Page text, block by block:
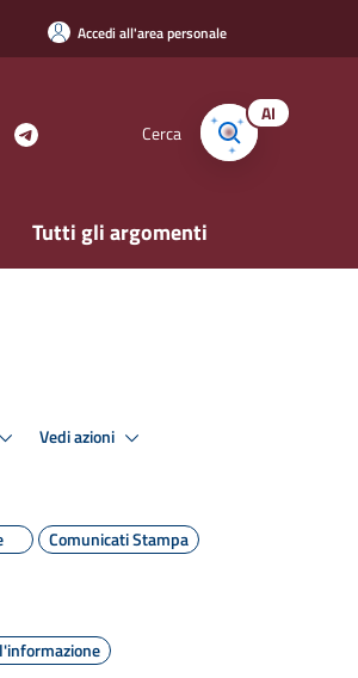
Accedi all'area personale
Cerca
AI
Tutti gli argomenti
Vedi azioni
Comunicati Stampa